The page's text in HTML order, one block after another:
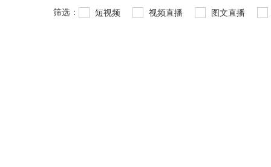
筛选： 短视频 视频直播 图文直播